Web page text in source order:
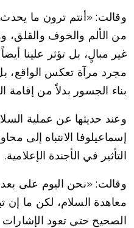
وقالت: «أنتم ترون ما
من الألم والخوف والقلق،
غير مبالٍ، بل تؤثر علينا
مجرد مرآة تعكس الواقع،
بناء الجسور بدلاً من إقامة
وعند حديثها عن عملية
إسماعيلوفا الانتباه إلى
التأثير في الأجندة الإعلامية.
وقالت: «نحن اليوم على
معاهدة السلام، لكن ما إن
الصحيح حتى تعود